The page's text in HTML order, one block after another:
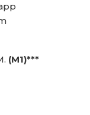
(M1)***